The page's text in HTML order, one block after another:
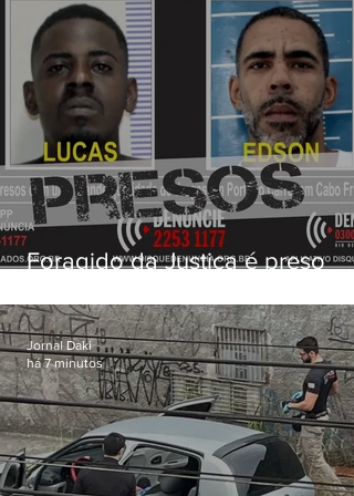
Foragido da Justiça é preso
Cabo Frio
Jornal Daki
há 7 minutos